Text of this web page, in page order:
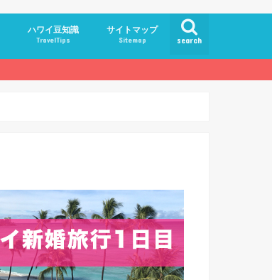
search
ハワイ豆知識
TravelTips
サイトマップ
Sitemap